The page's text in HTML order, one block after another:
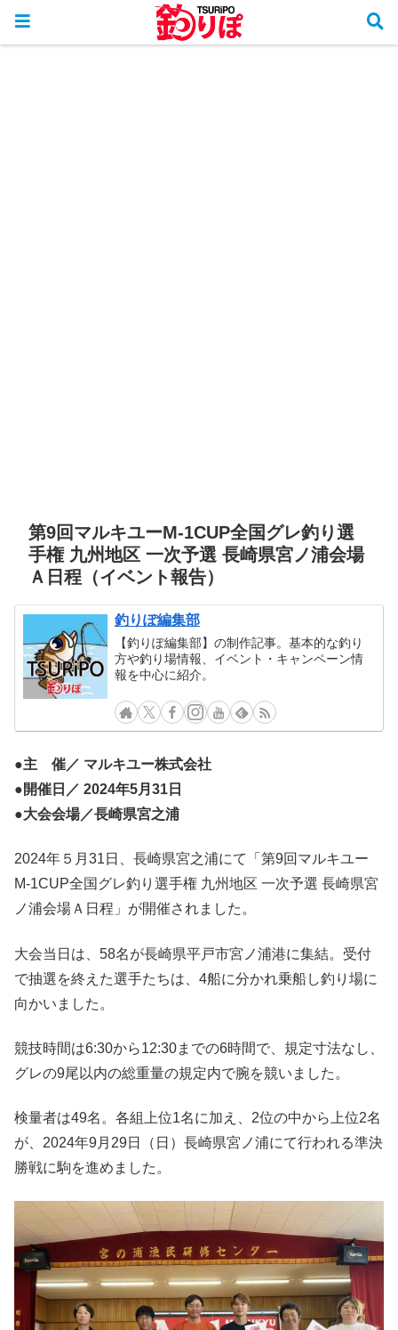
ホーム イベント・大会・キャンペーン
第9回マルキユーM-1CUP全国グレ釣り選
手権 九州地区 一次予選 長崎県宮ノ浦会場
Ａ日程（イベント報告）
釣りぽ編集部
【釣りぽ編集部】の制作記事。基本的な釣り
方や釣り場情報、イベント・キャンペーン情
報を中心に紹介。
●主 催／ マルキユー株式会社
●開催日／ 2024年5月31日
●大会会場／長崎県宮之浦
2024年５月31日、長崎県宮之浦にて「第9回マルキユー
M-1CUP全国グレ釣り選手権 九州地区 一次予選 長崎県宮
ノ浦会場Ａ日程」が開催されました。
大会当日は、58名が長崎県平戸市宮ノ浦港に集結。受付
で抽選を終えた選手たちは、4船に分かれ乗船し釣り場に
向かいました。
競技時間は6:30から12:30までの6時間で、規定寸法なし、
グレの9尾以内の総重量の規定内で腕を競いました。
検量者は49名。各組上位1名に加え、2位の中から上位2名
が、2024年9月29日（日）長崎県宮ノ浦にて行われる準決
勝戦に駒を進めました。